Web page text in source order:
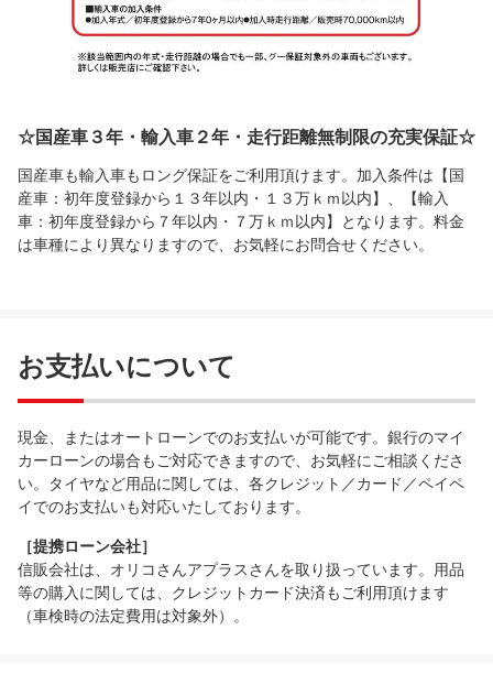
☆国産車３年・輸入車２年・走行距離無制限の充実保証☆
国産車も輸入車もロング保証をご利用頂けます。加入条件は【国
産車：初年度登録から１３年以内・１３万ｋｍ以内】、【輸入
車：初年度登録から７年以内・７万ｋｍ以内】となります。料金
は車種により異なりますので、お気軽にお問合せください。
お支払いについて
現金、またはオートローンでのお支払いが可能です。銀行のマイ
カーローンの場合もご対応できますので、お気軽にご相談くださ
い。タイヤなど用品に関しては、各クレジット／カード／ペイペ
イでのお支払いも対応いたしております。
［提携ローン会社］
信販会社は、オリコさんアプラスさんを取り扱っています。用品
等の購入に関しては、クレジットカード決済もご利用頂けます
（車検時の法定費用は対象外）。